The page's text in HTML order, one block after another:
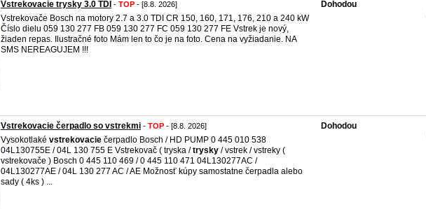
Vstrekovacie trysky 3.0 TDI - TOP - [8.8. 2026]
Vstrekovače Bosch na motory 2.7 a 3.0 TDI CR 150, 160, 171, 176, 210 a 240 kW
Číslo dielu 059 130 277 FB 059 130 277 FC 059 130 277 FE Vstrek je nový,
žiaden repas. Ilustračné foto Mám len to čo je na foto. Cena na vyžiadanie. NA
SMS NEREAGUJEM !!!
Dohodou
Vstrekovacie čerpadlo so vstrekmi - TOP - [8.8. 2026]
Vysokotlaké vstrekovacie čerpadlo Bosch / HD PUMP 0 445 010 538
04L130755E / 04L 130 755 E Vstrekovač ( tryska /trysky / vstrek / vstreky (
vstrekovače ) Bosch 0 445 110 469 / 0 445 110 471 04L130277AC /
04L130277AE / 04L 130 277 AC / AE Možnosť kúpy samostatne čerpadla alebo
sady ( 4ks ) ...
Dohodou